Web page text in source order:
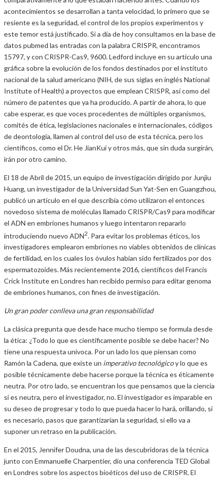
acontecimientos se desarrollan a tanta velocidad, lo primero que se
resiente es la seguridad, el control de los propios experimentos y
este temor está justificado. Si a día de hoy consultamos en la base de
datos pubmed las entradas con la palabra CRISPR, encontramos
15797, y con CRISPR-Cas9, 9600. Ledford incluye en su artículo una
gráfica sobre la evolución de los fondos destinados por el instituto
nacional de la salud americano (NIH, de sus siglas en inglés National
Institute of Health) a proyectos que emplean CRISPR, así como del
número de patentes que ya ha producido. A partir de ahora, lo que
cabe esperar, es que voces procedentes de múltiples organismos,
comités de ética, legislaciones nacionales e internacionales, códigos
de deontología, llamen al control del uso de esta técnica, pero los
científicos, como el Dr. He JianKui y otros más, que sin duda surgirán,
irán por otro camino.
El 18 de Abril de 2015, un equipo de investigación dirigido por Junjiu
Huang, un investigador de la Universidad Sun Yat-Sen en Guangzhou,
publicó un artículo en el que describía cómo utilizaron el entonces
novedoso sistema de moléculas llamado CRISPR/Cas9 para modificar
el ADN en embriones humanos y luego intentaron repararlo
introduciendo nuevo ADN2 . Para evitar los problemas éticos, los
investigadores emplearon embriones no viables obtenidos de clínicas
de fertilidad, en los cuales los óvulos habían sido fertilizados por dos
espermatozoides. Más recientemente 2016, científicos del Francis
Crick Institute en Londres han recibido permiso para editar genoma
de embriones humanos, con fines de investigación.
Un gran poder conlleva una gran responsabilidad
La clásica pregunta que desde hace mucho tiempo se formula desde
la ética: ¿Todo lo que es científicamente posible se debe hacer? No
tiene una respuesta unívoca. Por un lado los que piensan como
Ramón la Cadena, que existe un imperativo tecnológicoy lo que es
posible técnicamente debe hacerse porque la técnica es éticamente
neutra. Por otro lado, se encuentran los que pensamos que la ciencia
sí es neutra, pero el investigador, no. El investigador es imparable en
su deseo de progresar y todo lo que pueda hacer lo hará, orillando, si
es necesario, pasos que garantizarían la seguridad, si ello va a
suponer un retraso en la publicación.
En el 2015, Jennifer Doudna, una de las descubridoras de la técnica
junto con Emmanuelle Charpentier, dio una conferencia TED Global
en Londres sobre los aspectos bioéticos del uso de CRISPR. El